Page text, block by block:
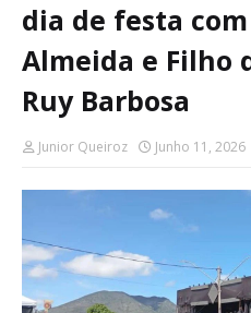
dia de festa
Almeida e Filho
Ruy Barbosa
Junior Queiroz Junho 11, 2026